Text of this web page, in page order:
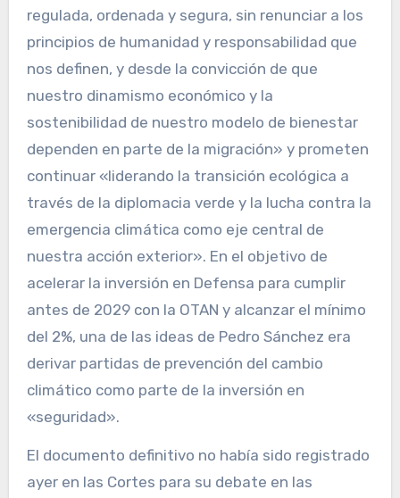
regulada, ordenada y segura, sin renunciar a los
principios de humanidad y responsabilidad que
nos definen, y desde la convicción de que
nuestro dinamismo económico y la
sostenibilidad de nuestro modelo de bienestar
dependen en parte de la migración» y prometen
continuar «liderando la transición ecológica a
través de la diplomacia verde y la lucha contra la
emergencia climática como eje central de
nuestra acción exterior». En el objetivo de
acelerar la inversión en Defensa para cumplir
antes de 2029 con la OTAN y alcanzar el mínimo
del 2%, una de las ideas de Pedro Sánchez era
derivar partidas de prevención del cambio
climático como parte de la inversión en
«seguridad».
El documento definitivo no había sido registrado
ayer en las Cortes para su debate en las